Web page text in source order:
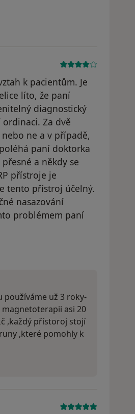
k pacientům. Je
líto, že paní
diagnostický
Za dvě
ne a v případě,
paní doktorka
a někdy se
přístroje je
tento přístroj účelný.
nasazování
problémem paní
používáme už 3 roky-
magnetoterapii asi 20
,každý přístoroj stojí
,které pomohly k